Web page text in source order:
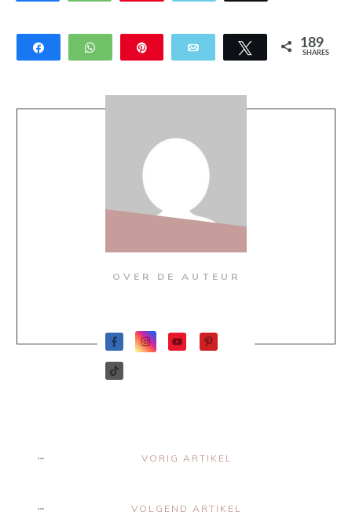
WhatsApp Tweet 189
SHARES
OVER DE AUTEUR
VORIG ARTIKEL
VOLGEND ARTIKEL